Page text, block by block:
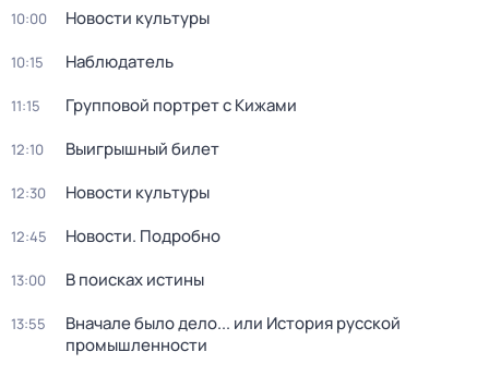
10:00 Новости культуры
10:15 Наблюдатель
11:15 Групповой портрет с Кижами
12:10 Выигрышный билет
12:30 Новости культуры
12:45 Новости. Подробно
13:00 В поисках истины
13:55
Вначале было дело... или История русской
промышленности